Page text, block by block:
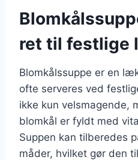
ret til festlige
Blomkålssuppe er en
ofte serveres ved
ikke kun velsmagende,
blomkål er fyldt med
Suppen kan tilberedes
måder, hvilket gør den